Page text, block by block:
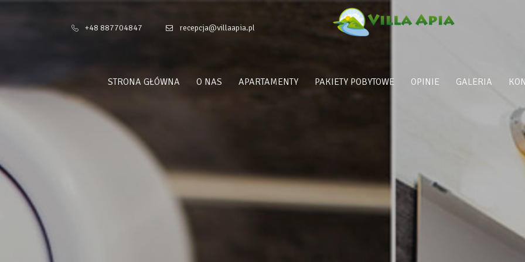
+48 887704847 recepcja@villaapia.pl
STRONA GŁÓWNA O NAS APARTAMENTY PAKIETY POBYTOWE OPINIE GALERIA